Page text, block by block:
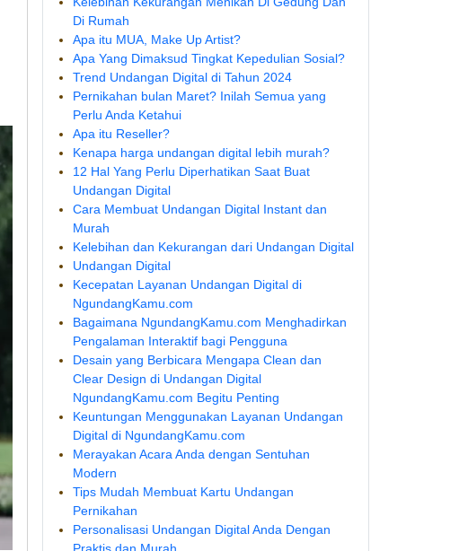
Di Rumah
Apa itu MUA, Make Up Artist?
Apa Yang Dimaksud Tingkat Kepedulian Sosial?
Trend Undangan Digital di Tahun 2024
Pernikahan bulan Maret? Inilah Semua yang
Perlu Anda Ketahui
Apa itu Reseller?
Kenapa harga undangan digital lebih murah?
12 Hal Yang Perlu Diperhatikan Saat Buat
Undangan Digital
Cara Membuat Undangan Digital Instant dan
Murah
Kelebihan dan Kekurangan dari Undangan Digital
Undangan Digital
Kecepatan Layanan Undangan Digital di
NgundangKamu.com
Bagaimana NgundangKamu.com Menghadirkan
Pengalaman Interaktif bagi Pengguna
Desain yang Berbicara Mengapa Clean dan
Clear Design di Undangan Digital
NgundangKamu.com Begitu Penting
Keuntungan Menggunakan Layanan Undangan
Digital di NgundangKamu.com
Merayakan Acara Anda dengan Sentuhan
Modern
Tips Mudah Membuat Kartu Undangan
Pernikahan
Personalisasi Undangan Digital Anda Dengan